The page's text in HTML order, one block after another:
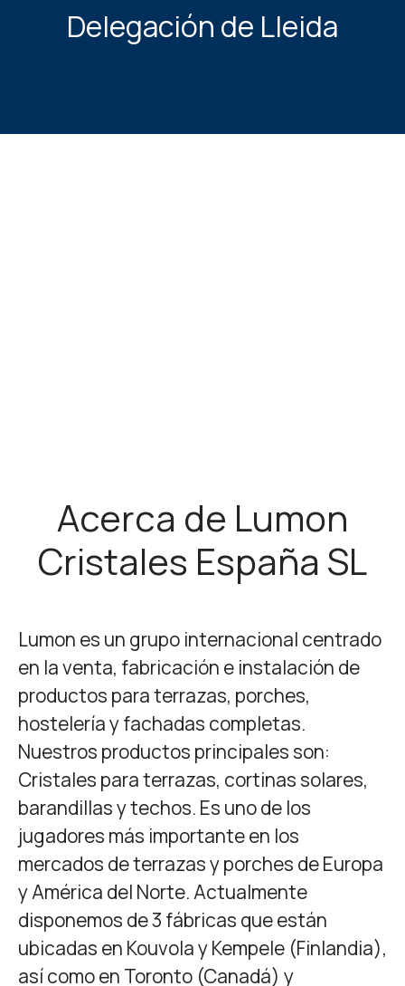
Delegación de Lleida
Acerca de Lumon
Cristales España SL
Lumon es un grupo internacional centrado
en la venta, fabricación e instalación de
productos para terrazas, porches,
hostelería y fachadas completas.
Nuestros productos principales son:
Cristales para terrazas, cortinas solares,
barandillas y techos. Es uno de los
jugadores más importante en los
mercados de terrazas y porches de Europa
y América del Norte. Actualmente
disponemos de 3 fábricas que están
ubicadas en Kouvola y Kempele (Finlandia),
así como en Toronto (Canadá) y